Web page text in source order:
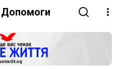
Допомоги